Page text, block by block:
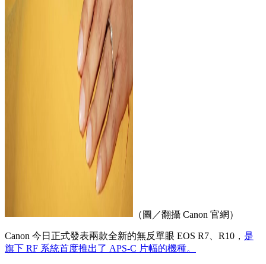
（圖／翻攝 Canon 官網）
Canon 今日正式發表兩款全新的無反單眼 EOS R7、R10， 是
旗下 RF 系統首度推出了 APS-C 片幅的機種。